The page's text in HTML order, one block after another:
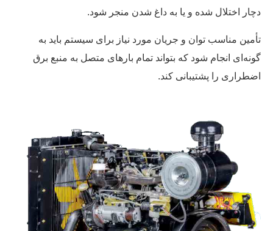
دچار اختلال شده و یا به داغ شدن منجر شود.
تأمین مناسب توان و جریان مورد نیاز برای سیستم باید به
گونه‌ای انجام شود که بتواند تمام بارهای متصل به منبع برق
اضطراری را پشتیبانی کند.